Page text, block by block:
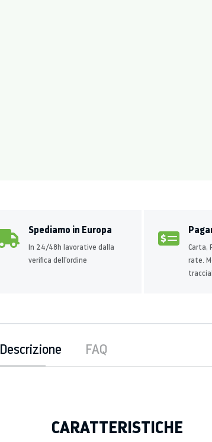
Spediamo in Europa
In 24/48h lavorative dalla
verifica dell'ordine
Carta,
rate.
Descrizione FAQ
CARATTERISTICHE